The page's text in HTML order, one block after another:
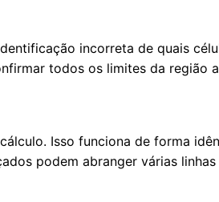
incorreta de quais
todos os limites da região
Isso funciona de forma
podem abranger várias